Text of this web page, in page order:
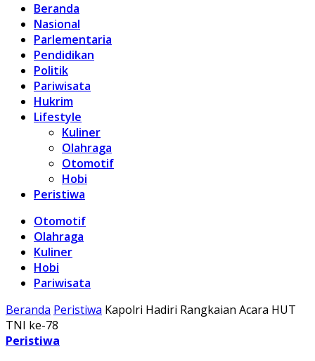
Beranda
Nasional
Parlementaria
Pendidikan
Politik
Pariwisata
Hukrim
Lifestyle
Kuliner
Olahraga
Otomotif
Hobi
Peristiwa
Otomotif
Olahraga
Kuliner
Hobi
Pariwisata
Beranda Peristiwa Kapolri Hadiri Rangkaian Acara HUT
TNI ke-78
Peristiwa